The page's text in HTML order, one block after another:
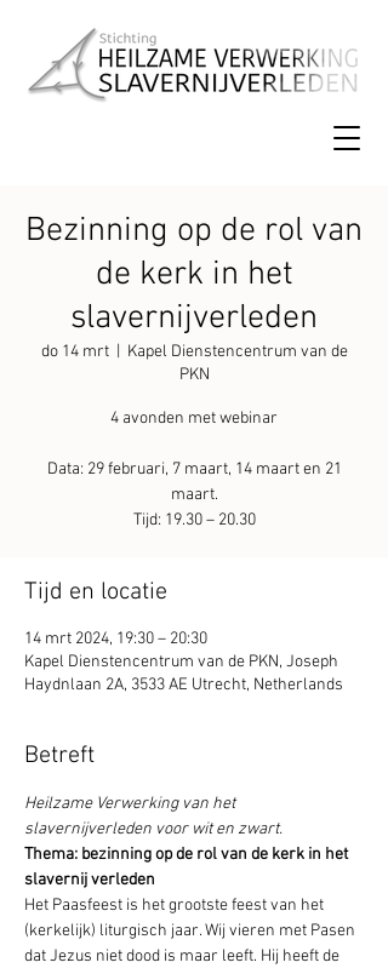
Bezinning op de rol van
de kerk in het
slavernijverleden
do 14 mrt
  |
Kapel Dienstencentrum van de
PKN
4 avonden met webinar
Data: 29 februari, 7 maart, 14 maart en 21
maart.
Tijd: 19.30 – 20.30
Tijd en locatie
14 mrt 2024, 19:30 – 20:30
Kapel Dienstencentrum van de PKN, Joseph
Haydnlaan 2A, 3533 AE Utrecht, Netherlands
Betreft
Heilzame Verwerking van het
slavernijverleden voor wit en zwart.
Thema: bezinning op de rol van de kerk in het
slavernij verleden
Het Paasfeest is het grootste feest van het
(kerkelijk) liturgisch jaar. Wij vieren met Pasen
dat Jezus niet dood is maar leeft. Hij heeft de